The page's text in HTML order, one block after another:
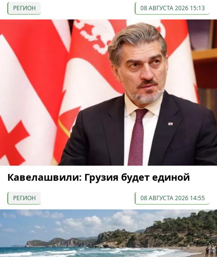
РЕГИОН 08 АВГУСТА 2026 15:13
Кавелашвили: Грузия будет единой
РЕГИОН 08 АВГУСТА 2026 14:55